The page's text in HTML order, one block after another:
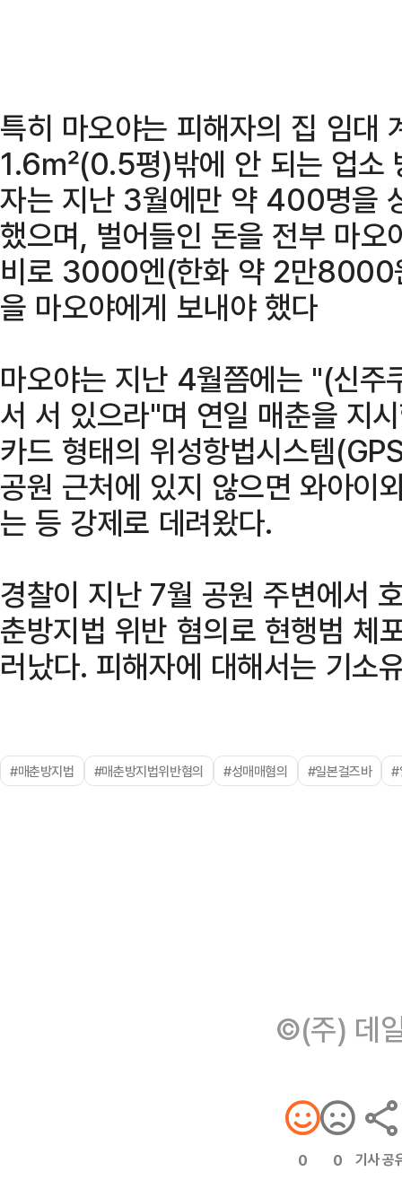
특히 마오야는 피해자의 집 임대
1.6㎡(0.5평)밖에 안 되는 업소
자는 지난 3월에만 약 400명을
했으며, 벌어들인 돈을 전부 마
비로 3000엔(한화 약 2만8000
을 마오야에게 보내야 했다
마오야는 지난 4월쯤에는 "(신주
서 서 있으라"며 연일 매춘을 지
카드 형태의 위성항법시스템
공원 근처에 있지 않으면 와아이
는 등 강제로 데려왔다.
경찰이 지난 7월 공원 주변에서
춘방지법 위반 혐의로 현행범 체
러났다. 피해자에 대해서는 기소
#매춘방지법 #매춘방지법위반혐의 #성매매혐의 #일본걸즈바 #
©(주) 데
0 0 기사 공